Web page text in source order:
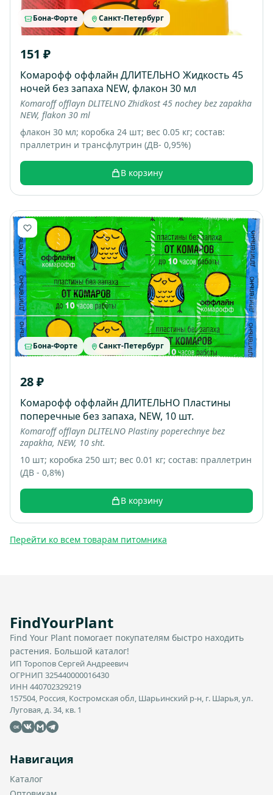
Бона-Форте Санкт-Петербург
151 ₽
Комарофф оффлайн ДЛИТЕЛЬНО Жидкость 45
ночей без запаха NEW, флакон 30 мл
Komaroff offlayn DLITELNO Zhidkost 45 nochey bez zapakha
NEW, flakon 30 ml
флакон 30 мл; коробка 24 шт; вес 0.05 кг; состав:
праллетрин и трансфлутрин (ДВ- 0,95%)
В корзину
Бона-Форте Санкт-Петербург
28 ₽
Комарофф оффлайн ДЛИТЕЛЬНО Пластины
поперечные без запаха, NEW, 10 шт.
Komaroff offlayn DLITELNO Plastiny poperechnye bez
zapakha, NEW, 10 sht.
10 шт; коробка 250 шт; вес 0.01 кг; состав: праллетрин
(ДВ - 0,8%)
В корзину
Перейти ко всем товарам питомника
FindYourPlant
Find Your Plant помогает покупателям быстро находить
растения. Большой каталог!
ИП Торопов Сергей Андреевич
ОГРНИП 325440000016430
ИНН 440702329219
157504, Россия, Костромская обл, Шарьинский р-н, г. Шарья, ул.
Луговая, д. 34, кв. 1
OK
Навигация
Каталог